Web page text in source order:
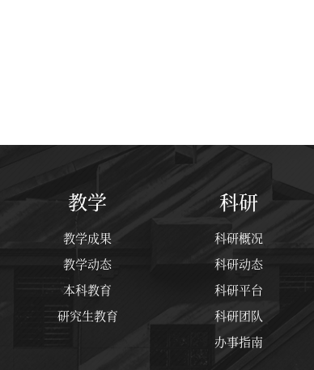
教学
教学成果
教学动态
本科教育
研究生教育
科研
科研概况
科研动态
科研平台
科研团队
办事指南